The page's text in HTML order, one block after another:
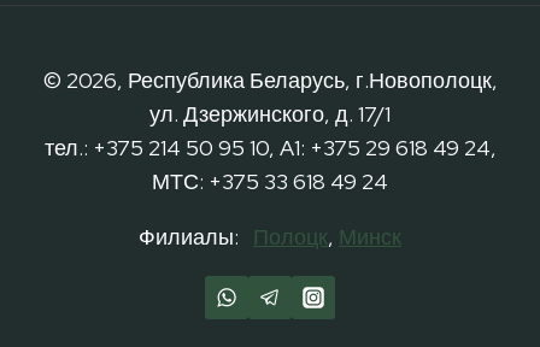
© 2026, Республика Беларусь, г.Новополоцк,
ул. Дзержинского, д. 17/1
тел.: +375 214 50 95 10, A1: +375 29 618 49 24,
МТС: +375 33 618 49 24
Филиалы: Полоцк, Минск